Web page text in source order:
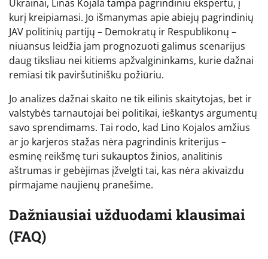
Ukrainai, Linas Kojala tampa pagrindiniu ekspertu, į
kurį kreipiamasi. Jo išmanymas apie abiejų pagrindinių
JAV politinių partijų – Demokratų ir Respublikonų –
niuansus leidžia jam prognozuoti galimus scenarijus
daug tiksliau nei kitiems apžvalgininkams, kurie dažnai
remiasi tik paviršutinišku požiūriu.
Jo analizes dažnai skaito ne tik eilinis skaitytojas, bet ir
valstybės tarnautojai bei politikai, ieškantys argumentų
savo sprendimams. Tai rodo, kad Lino Kojalos amžius
ar jo karjeros stažas nėra pagrindinis kriterijus –
esminę reikšmę turi sukauptos žinios, analitinis
aštrumas ir gebėjimas įžvelgti tai, kas nėra akivaizdu
pirmajame naujienų pranešime.
Dažniausiai užduodami klausimai
(FAQ)